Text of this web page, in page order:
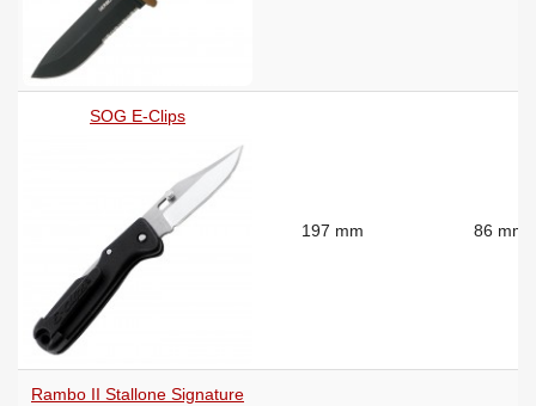
SOG E-Clips
197 mm 86 mm
Rambo II Stallone Signature